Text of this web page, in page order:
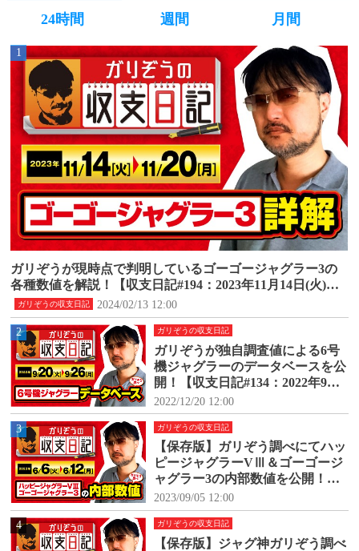
24時間 週間 月間
1
ガリぞうの収支日記
ガリぞうが現時点で判明しているゴーゴージャグラー3の
各種数値を解説！【収支日記#194：2023年11月14日(火)～1
1月20日(月)】
2024/02/13 12:00
2 ガリぞうの収支日記
ガリぞうが独自調査値による6号
機ジャグラーのデータベースを公
開！【収支日記#134：2022年9月2
0日(火)～9月26日(月)】
2022/12/20 12:00
3 ガリぞうの収支日記
【保存版】ガリぞう調べにてハッ
ピージャグラーVⅢ＆ゴーゴージ
ャグラー3の内部数値を公開！
【収支日記#171：2023年6月6日
(火)～6月12日(月)】
2023/09/05 12:00
4 ガリぞうの収支日記
【保存版】ジャグ神ガリぞう調べ